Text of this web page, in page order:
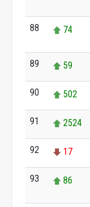
88 74
89 59
90 502
91 2524
92 17
93 86